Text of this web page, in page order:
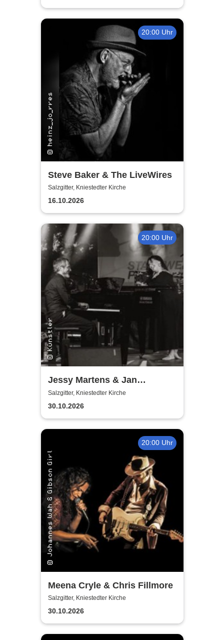
20:00 Uhr
Steve Baker & The LiveWires
Salzgitter, Kniestedter Kirche
16.10.2026
20:00 Uhr
Jessy Martens & Jan
Fischer's Blues Support
Salzgitter, Kniestedter Kirche
30.10.2026
20:00 Uhr
Meena Cryle & Chris Fillmore
Salzgitter, Kniestedter Kirche
30.10.2026